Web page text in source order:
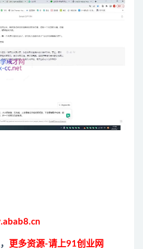
更多资源-请上91创业网